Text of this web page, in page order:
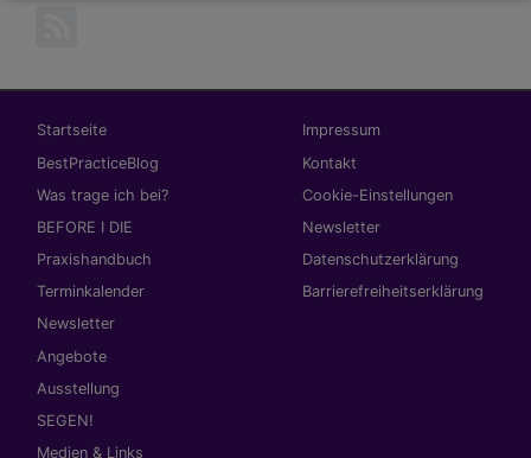
Hauptnavigation
Startseite
BestPracticeBlog
Was trage ich bei?
BEFORE I DIE
Praxishandbuch
Terminkalender
Newsletter
Angebote
Ausstellung
SEGEN!
Medien & Links
Fußbereichsmenü
Impressum
Kontakt
Cookie-Einstellungen
Newsletter
Datenschutzerklärung
Barrierefreiheitserklärung